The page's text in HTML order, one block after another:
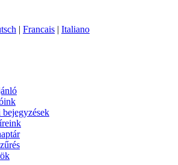
| Francais | Italiano